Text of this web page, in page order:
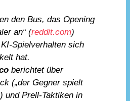
den Bus, das Opening
an“ (reddit.com)
Spielverhalten sich
hat.
berichtet über
(„der Gegner spielt
und Prell-Taktiken in